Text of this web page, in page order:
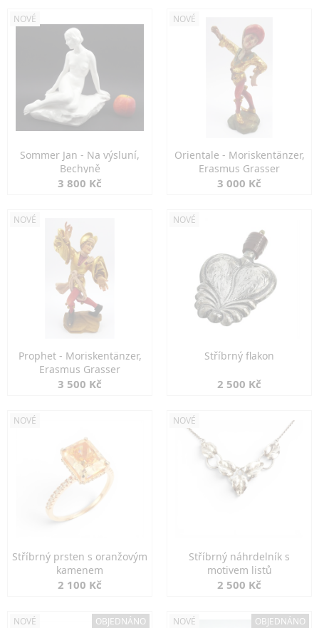
NOVÉ
Sommer Jan - Na výsluní,
Bechyně
3 800 Kč
NOVÉ
Orientale - Moriskentänzer,
Erasmus Grasser
3 000 Kč
NOVÉ
Prophet - Moriskentänzer,
Erasmus Grasser
3 500 Kč
NOVÉ
Stříbrný flakon
2 500 Kč
NOVÉ
Stříbrný prsten s oranžovým
kamenem
2 100 Kč
NOVÉ
Stříbrný náhrdelník s
motivem listů
2 500 Kč
NOVÉ OBJEDNÁNO NOVÉ OBJEDNÁNO